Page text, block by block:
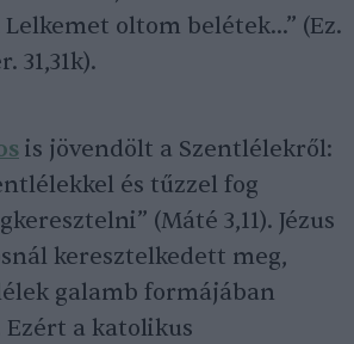
oltom belétek…” (Ez.
31,31k).
is jövendölt a Szentlélekről:
és tűzzel fog
(Máté 3,11). Jézus
keresztelkedett meg,
galamb formájában
Ezért a katolikus